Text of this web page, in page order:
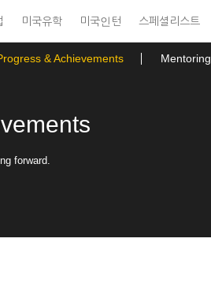
미국유학 미국인턴 스페셜리스트
& Achievements Mentoring
forward.